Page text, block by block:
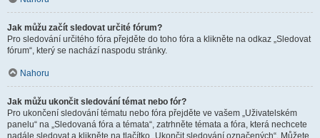
Jak můžu začít sledovat určité fórum?
Pro sledování určitého fóra přejděte do toho fóra a klikněte na odkaz „Sledovat
fórum“, který se nachází naspodu stránky.
Nahoru
Jak můžu ukončit sledování témat nebo fór?
Pro ukončení sledování tématu nebo fóra přejděte ve vašem „Uživatelském
panelu“ na „Sledovaná fóra a témata“, zatrhněte témata a fóra, která nechcete
nadále sledovat a klikněte na tlačítko „Ukončit sledování označených“. Můžete